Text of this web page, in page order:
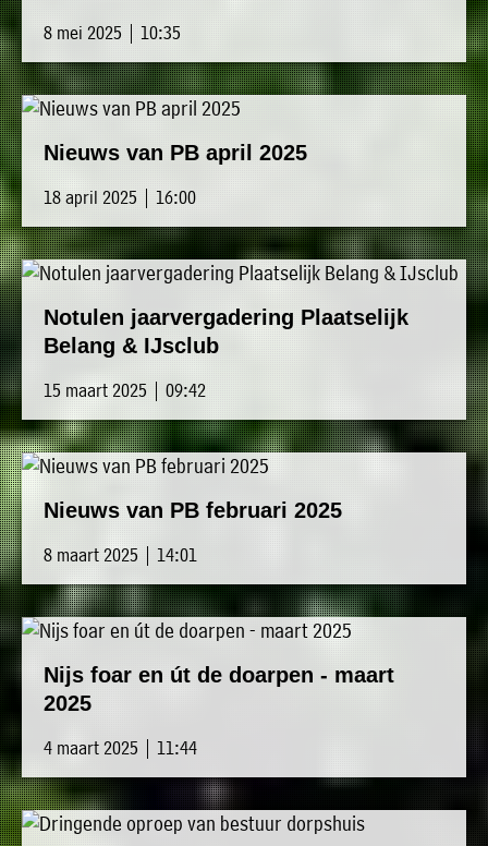
8 mei 2025 | 10:35
Nieuws van PB april 2025
18 april 2025 | 16:00
Notulen jaarvergadering Plaatselijk
Belang & IJsclub
15 maart 2025 | 09:42
Nieuws van PB februari 2025
8 maart 2025 | 14:01
Nijs foar en út de doarpen - maart
2025
4 maart 2025 | 11:44